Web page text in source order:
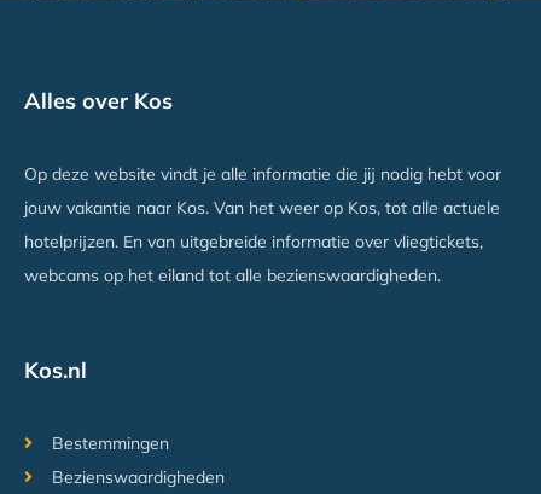
Alles over Kos
Op deze website vindt je alle informatie die jij nodig hebt voor
jouw vakantie naar Kos. Van het weer op Kos, tot alle actuele
hotelprijzen. En van uitgebreide informatie over vliegtickets,
webcams op het eiland tot alle bezienswaardigheden.
Kos.nl
Bestemmingen
Bezienswaardigheden